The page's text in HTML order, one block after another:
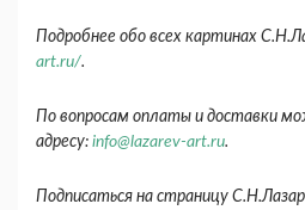
Подробнее обо всех картинах
art.ru/.
По вопросам оплаты и доставки
адресу: info@lazarev-art.ru.
Подписаться на страницу